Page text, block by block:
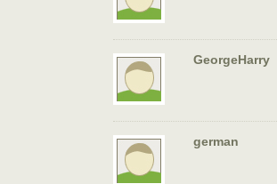
GeorgeHarry
german